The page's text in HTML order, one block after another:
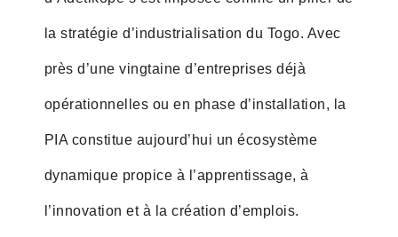
la stratégie d’industrialisation du Togo. Avec
près d’une vingtaine d’entreprises déjà
opérationnelles ou en phase d’installation, la
PIA constitue aujourd’hui un écosystème
dynamique propice à l’apprentissage, à
l’innovation et à la création d’emplois.